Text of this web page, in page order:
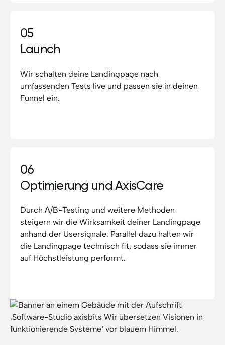
05
Launch
Wir schalten deine Landingpage nach
umfassenden Tests live und passen sie in deinen
Funnel ein.
06
Optimierung und AxisCare
Durch A/B-Testing und weitere Methoden
steigern wir die Wirksamkeit deiner Landingpage
anhand der Usersignale. Parallel dazu halten wir
die Landingpage technisch fit, sodass sie immer
auf Höchstleistung performt.